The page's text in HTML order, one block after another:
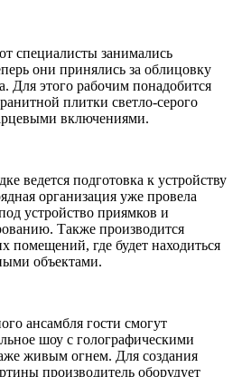
специалисты занимались
они принялись за облицовку
Для этого рабочим понадобится
плитки светло-серого
включениями.
ведется подготовка к устройству
организация уже провела
устройство приямков и
Также производится
помещений, где будет находиться
объектами.
ансамбля гости смогут
шоу с голографическими
живым огнем. Для создания
производитель оборудует